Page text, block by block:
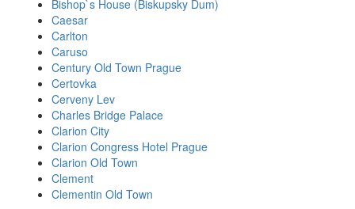
Bishop`s House (Biskupsky Dum)
Caesar
Carlton
Caruso
Century Old Town Prague
Certovka
Cerveny Lev
Charles Bridge Palace
Clarion City
Clarion Congress Hotel Prague
Clarion Old Town
Clement
Clementin Old Town